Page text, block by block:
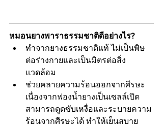
หมอนยางพาราธรรมชาติดีอย่างไร?
ทำจากยางธรรมชาติแท้ ไม่เป็นพิษ
ต่อร่างกายและเป็นมิตรต่อสิ่ง
แวดล้อม
ช่วยคลายความร้อนออกจากศีรษะ
เนื่องจากฟองน้ำยางเป็นเซลล์เปิด
สามารถดูดซับเหงื่อและระบายความ
ร้อนจากศีรษะได้ ทำให้เย็นสบาย